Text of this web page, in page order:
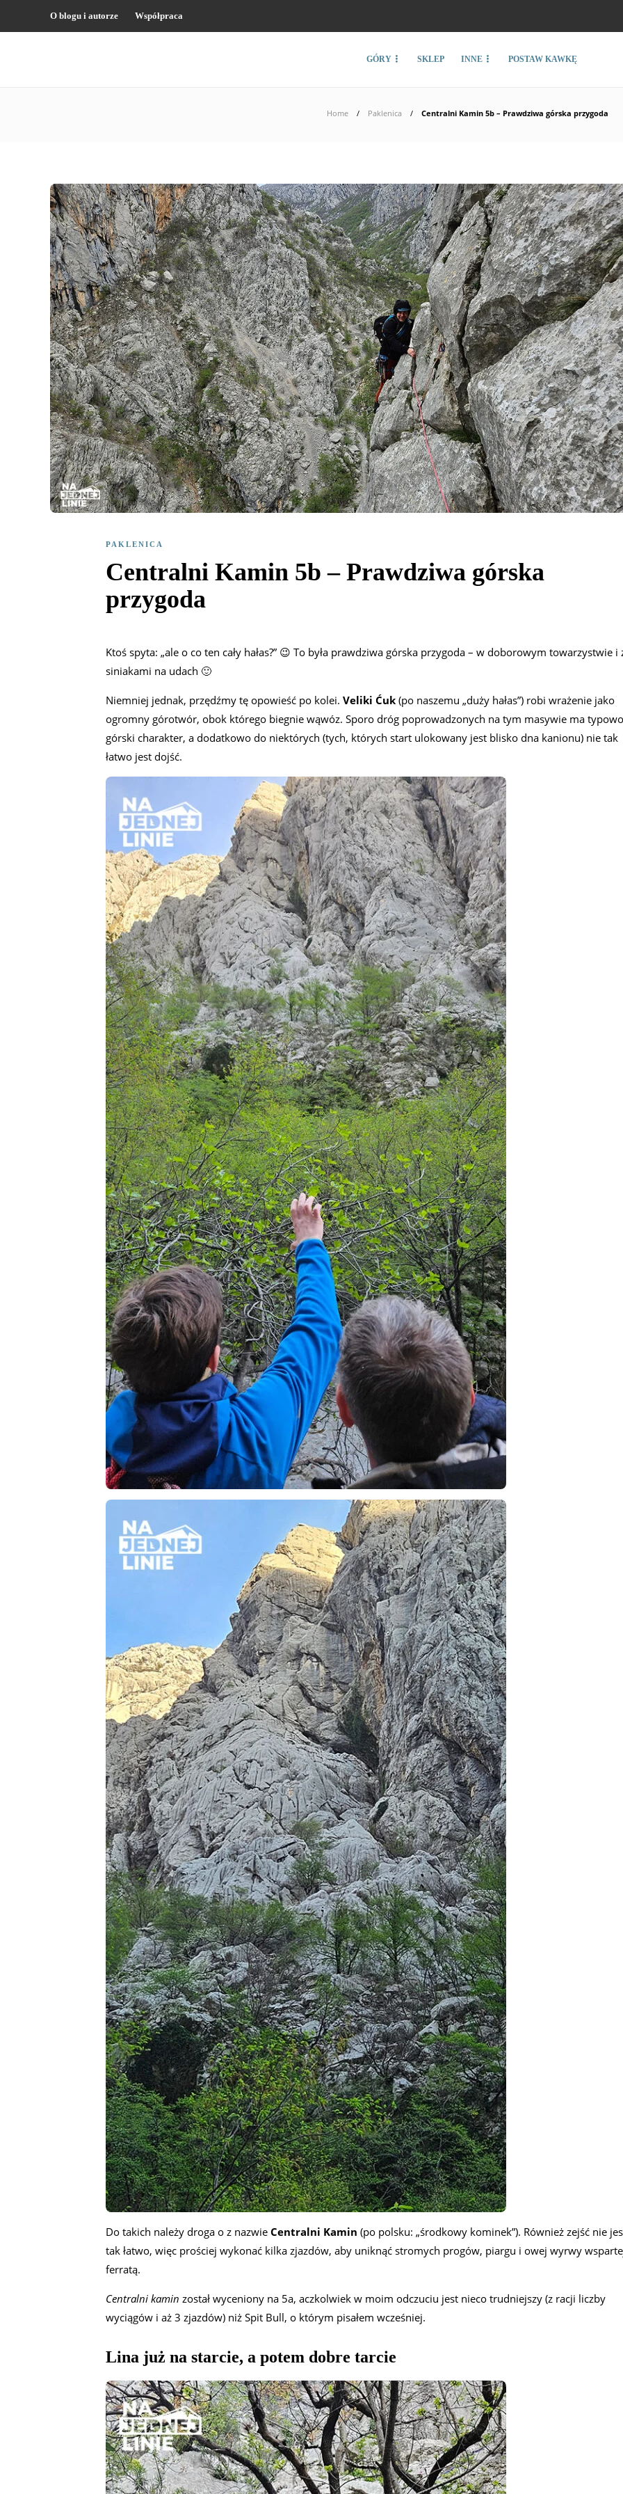
O blogu i autorze Współpraca
GÓRY SKLEP INNE POSTAW KAWKĘ
Home Paklenica Centralni Kamin 5b – Prawdziwa górska przygoda
PAKLENICA
Centralni Kamin 5b – Prawdziwa górska
przygoda
Ktoś spyta: „ale o co ten cały hałas?” 😉 To była prawdziwa górska przygoda – w doborowym towarzystwie i
siniakami na udach 🙂
Niemniej jednak, przędźmy tę opowieść po kolei. Veliki Ćuk (po naszemu „duży hałas”) robi wrażenie jako
ogromny górotwór, obok którego biegnie wąwóz. Sporo dróg poprowadzonych na tym masywie ma typowo
górski charakter, a dodatkowo do niektórych (tych, których start ulokowany jest blisko dna kanionu) nie tak
łatwo jest dojść.
Do takich należy droga o z nazwie Centralni Kamin (po polsku: „środkowy kominek”). Również zejść nie
tak łatwo, więc prościej wykonać kilka zjazdów, aby uniknąć stromych progów, piargu i owej wyrwy
ferratą.
Centralni kamin został wyceniony na 5a, aczkolwiek w moim odczuciu jest nieco trudniejszy (z racji liczby
wyciągów i aż 3 zjazdów) niż Spit Bull, o którym pisałem wcześniej.
Lina już na starcie, a potem dobre tarcie